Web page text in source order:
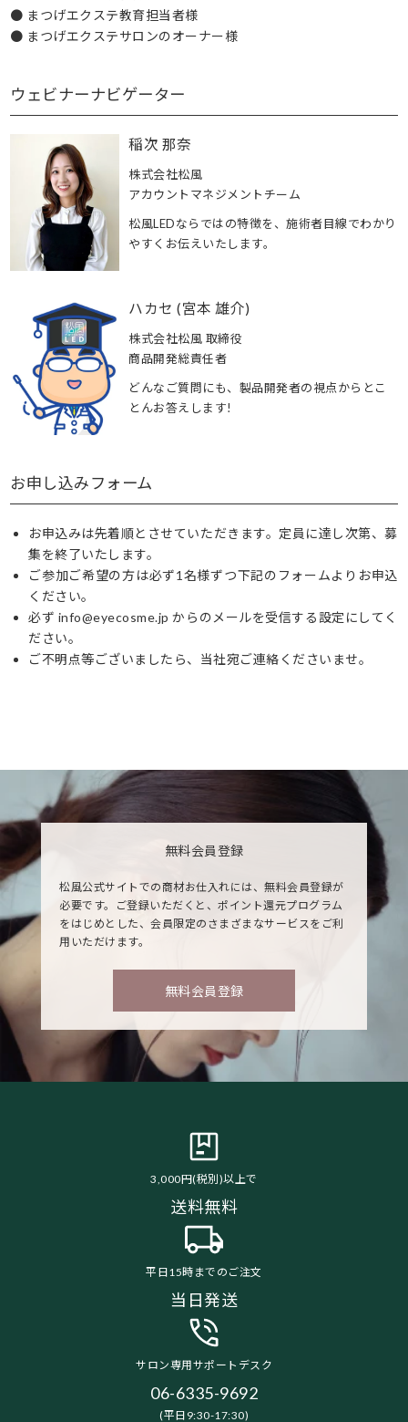
● まつげエクステ教育担当者様
● まつげエクステサロンのオーナー様
ウェビナーナビゲーター
稲次 那奈
株式会社松風
アカウントマネジメントチーム
松風LEDならではの特徴を、施術者目線でわかり
やすくお伝えいたします。
ハカセ (宮本 雄介)
株式会社松風 取締役
商品開発総責任者
どんなご質問にも、製品開発者の視点からとこ
とんお答えします!
お申し込みフォーム
お申込みは先着順とさせていただきます。定員に達し次第、募
集を終了いたします。
ご参加ご希望の方は必ず1名様ずつ下記のフォームよりお申込
ください。
必ず info@eyecosme.jp からのメールを受信する設定にしてく
ださい。
ご不明点等ございましたら、当社宛ご連絡くださいませ。
無料会員登録
松風公式サイトでの商材お仕入れには、無料会員登録が
必要です。ご登録いただくと、ポイント還元プログラム
をはじめとした、会員限定のさまざまなサービスをご利
用いただけます。
無料会員登録
3,000円(税別)以上で
送料無料
平日15時までのご注文
当日発送
サロン専用サポートデスク
06-6335-9692
(平日9:30-17:30)